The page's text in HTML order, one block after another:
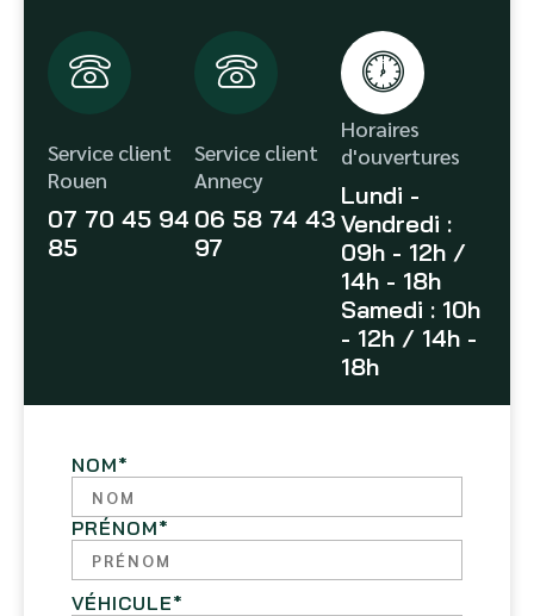
Service client
Rouen
07 70 45 94
85
Service client
Annecy
06 58 74 43
97
Horaires
d'ouvertures
Lundi -
Vendredi :
09h - 12h /
14h - 18h
Samedi : 10h
- 12h / 14h -
18h
NOM*
PRÉNOM*
VÉHICULE*